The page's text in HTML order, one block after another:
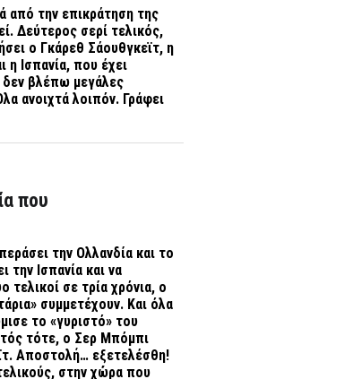
από την επικράτηση της
Δεύτερος σερί τελικός,
ο Γκάρεθ Σάουθγκεϊτ, η
η Ισπανία, που έχει
δεν βλέπω μεγάλες
ανοιχτά λοιπόν. Γράφει
που
την Ολλανδία και το
την Ισπανία και να
σε τρία χρόνια, ο
συμμετέχουν. Και όλα
το «γυριστό» του
τότε, ο Σερ Μπόμπι
Αποστολή… εξετελέσθη!
στην χώρα που